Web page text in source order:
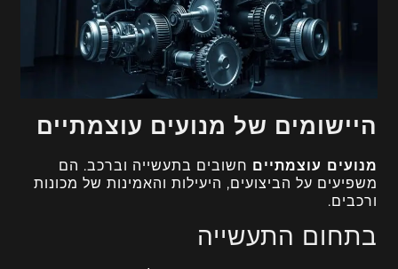
היישומים של מנועים עוצמתיים
מנועים עוצמתיים חשובים בתעשייה וברכב. הם
משפיעים על הביצועים, היעילות והאמינות של מכונות
ורכבים.
בתחום התעשייה